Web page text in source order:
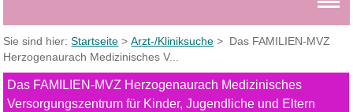
Sie sind hier:Startseite >Arzt-/Kliniksuche > Das FAMILIEN-MVZ
Herzogenaurach Medizinisches V...
Das FAMILIEN-MVZ Herzogenaurach Medizinisches
Versorgungszentrum für Kinder, Jugendliche und Eltern